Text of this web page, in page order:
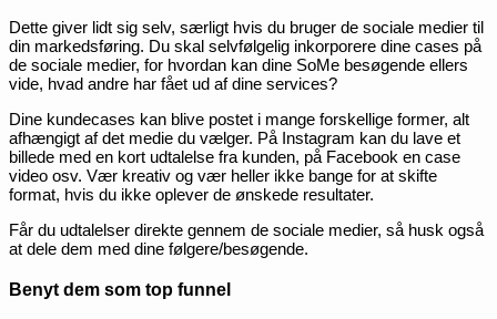
Dette giver lidt sig selv, særligt hvis du bruger de sociale medier til
din markedsføring. Du skal selvfølgelig inkorporere dine cases på
de sociale medier, for hvordan kan dine SoMe besøgende ellers
vide, hvad andre har fået ud af dine services?
Dine kundecases kan blive postet i mange forskellige former, alt
afhængigt af det medie du vælger. På Instagram kan du lave et
billede med en kort udtalelse fra kunden, på Facebook en case
video osv. Vær kreativ og vær heller ikke bange for at skifte
format, hvis du ikke oplever de ønskede resultater.
Får du udtalelser direkte gennem de sociale medier, så husk også
at dele dem med dine følgere/besøgende.
Benyt dem som top funnel